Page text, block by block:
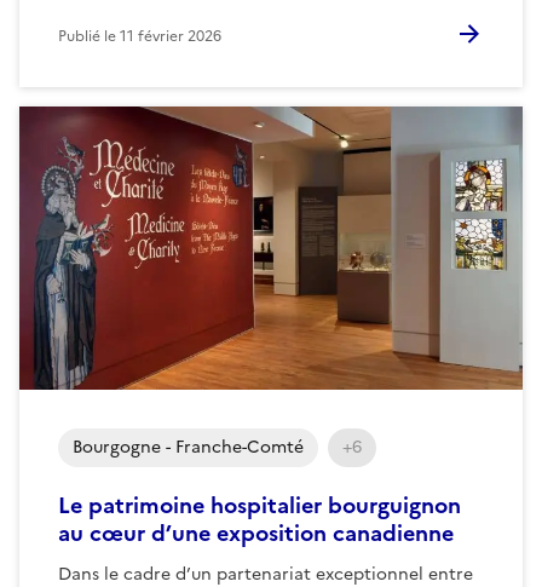
Publié le11 février 2026
Le patrimoine hospitalier bourguignon
au cœur d’une exposition canadienne
Dans le cadre d’un partenariat exceptionnel entre
Bourgogne - Franche-Comté +6